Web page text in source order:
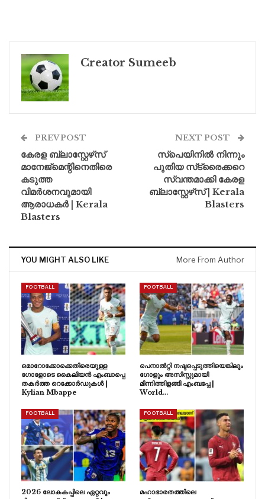
Creator Sumeeb
PREV POST
കേരള ബ്ലാസ്റ്റേഴ്‌സ്
മാനേജ്‌മെന്റിനെതിരെ
കടുത്ത
വിമർശനവുമായി
ആരാധകർ | Kerala
Blasters
NEXT POST
സ്‌പെയിനിൽ നിന്നും
പുതിയ സ്‌ട്രൈക്കറെ
സ്വന്തമാക്കി കേരള
ബ്ലാസ്റ്റേഴ്‌സ് | Kerala
Blasters
YOU MIGHT ALSO LIKE More From Author
FOOTBALL
മൊറോക്കോക്കെതിരെയുള്ള
ഗോളോടെ കൈലിയൻ എംബാപ്പെ
തകർത്ത റെക്കോർഡുകൾ |
Kylian Mbappe
FOOTBALL
പെനാൽറ്റി നഷ്ടപ്പെടുത്തിയെങ്കിലും
ഗോളും അസിസ്റ്റുമായി
മിന്നിത്തിളങ്ങി എംബപ്പേ |
World…
FOOTBALL
2026 ലോകകപ്പിലെ ഏറ്റവും
FOOTBALL
മഹാഭാരതത്തിലെ